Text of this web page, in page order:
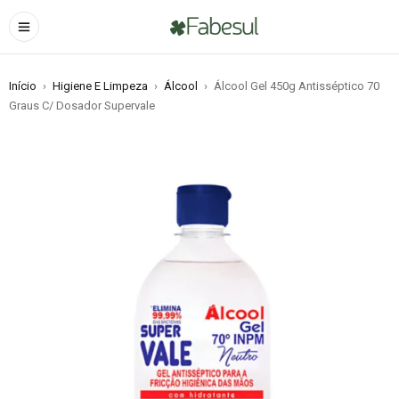
Início › Higiene E Limpeza › Álcool › Álcool Gel 450g Antisséptico 70
Graus C/ Dosador Supervale